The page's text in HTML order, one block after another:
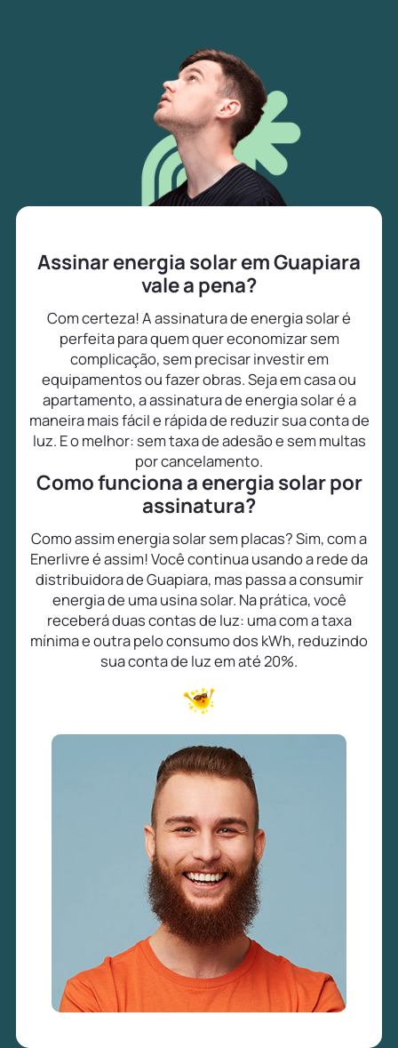
Assinar energia solar em Guapiara
vale a pena?
Com certeza! A assinatura de energia solar é
perfeita para quem quer economizar sem
complicação, sem precisar investir em
equipamentos ou fazer obras. Seja em casa ou
apartamento, a assinatura de energia solar é a
maneira mais fácil e rápida de reduzir sua conta de
luz. E o melhor: sem taxa de adesão e sem multas
por cancelamento.
Como funciona a energia solar por
assinatura?
Como assim energia solar sem placas? Sim, com a
Enerlivre é assim! Você continua usando a rede da
distribuidora de Guapiara, mas passa a consumir
energia de uma usina solar. Na prática, você
receberá duas contas de luz: uma com a taxa
mínima e outra pelo consumo dos kWh, reduzindo
sua conta de luz em até 20%.